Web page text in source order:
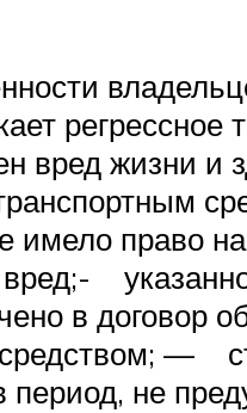
регрессное
вред жизни и
имело право
в договор
средством; —
период, не